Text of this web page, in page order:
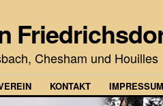
Chesham und Houilles
KONTAKT